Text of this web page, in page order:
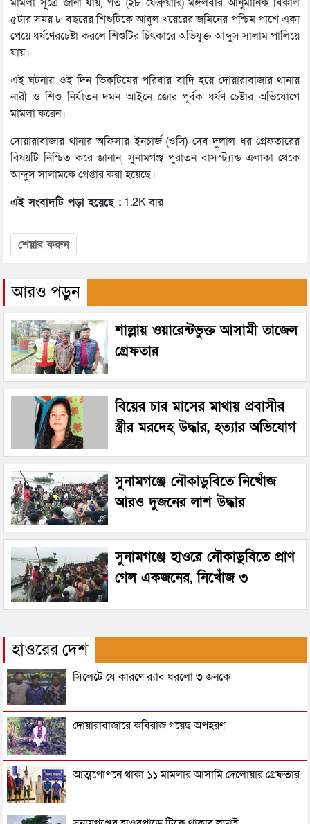
৫টার সময় ৮ বছরের শিশুটিকে আবুল খয়েরের জমিনের পশ্চিম পাশে একা
পেয়ে ধর্ষণেরচেষ্টা করলে শিশুটির চিৎকারে অভিযুক্ত আব্দুস সালাম পালিয়ে
যায়।
এই ঘটনায় ওই দিন ভিকটিমের পরিবার বাদি হয়ে দোয়ারাবাজার থানায়
নারী ও শিশু নির্যাতন দমন আইনে জোর পূর্বক ধর্ষণ চেষ্টার অভিযোগে
মামলা করেন।
দোয়ারাবাজার থানার অফিসার ইনচার্জ (ওসি) দেব দুলাল ধর গ্রেফতারের
বিষয়টি নিশ্চিত করে জানান, সুনামগঞ্জ পুরাতন বাসস্ট্যান্ড এলাকা থেকে
আব্দুস সালামকে গ্রেপ্তার করা হয়েছে।
এই সংবাদটি পড়া হয়েছে : 1.2K বার
শেয়ার করুন
আরও পড়ুন
শাল্লায় ওয়ারেন্টভুক্ত আসামী তাজেল
গ্রেফতার
বিয়ের চার মাসের মাথায় প্রবাসীর
স্ত্রীর মরদেহ উদ্ধার, হত্যার অভিযোগ
সুনামগঞ্জে নৌকাডুবিতে নিখোঁজ
আরও দুজনের লাশ উদ্ধার
সুনামগঞ্জে হাওরে নৌকাডুবিতে প্রাণ
গেল একজনের, নিখোঁজ ৩
হাওরের দেশ
সিলেটে যে কারণে র‌্যাব ধরলো ৩ জনকে
দোয়ারাবাজারে কবিরাজ গয়েছ অপহরণ
আত্মগোপনে থাকা ১১ মামলার আসামি দেলোয়ার গ্রেফতার